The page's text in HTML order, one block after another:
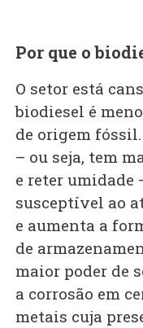
Por que o
O setor está
biodiesel é
de origem
– ou seja, tem
e reter umidade
susceptível ao
e aumenta a
de
maior poder de
a corrosão em
metais cuja